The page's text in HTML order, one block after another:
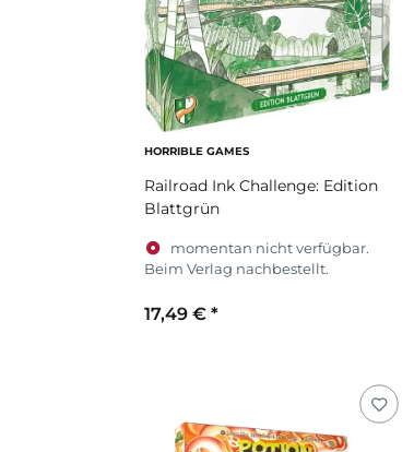
HORRIBLE GAMES
Railroad Ink Challenge: Edition
Blattgrün
momentan nicht verfügbar.
Beim Verlag nachbestellt.
17,49 € *